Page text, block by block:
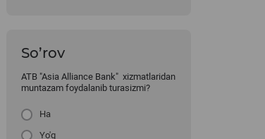
So’rov
ATB "Asia Alliance Bank" xizmatlaridan
muntazam foydalanib turasizmi?
Ha
Yo'q